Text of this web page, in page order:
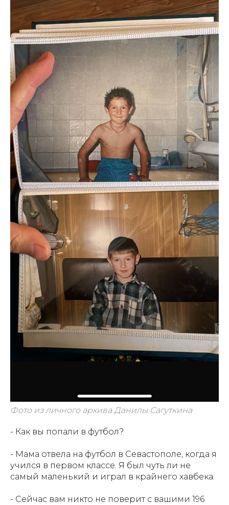
Фото из личного архива Данилы Сагуткина
- Как вы попали в футбол?
- Мама отвела на футбол в Севастополе, когда я
учился в первом классе. Я был чуть ли не
самый маленький и играл в крайнего хавбека.
- Сейчас вам никто не поверит с вашими 196